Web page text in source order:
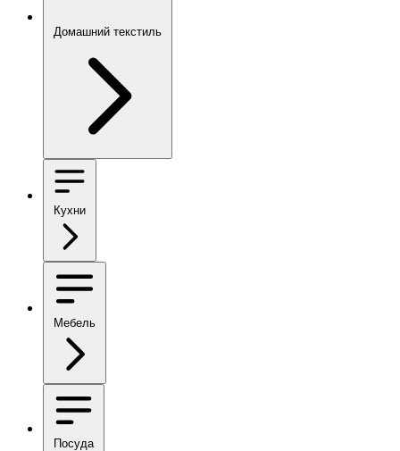
Домашний текстиль
Кухни
Мебель
Посуда